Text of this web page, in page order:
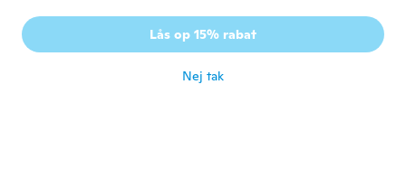
Il y a 2 articles j'aurais préféré un seul plus
grand un peu déçue
Lås op 15% rabat
Nej tak